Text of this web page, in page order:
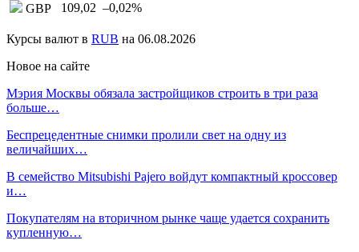
GBP
109,02 –0,02%
Курсы валют в RUB на 06.08.2026
Новое на сайте
Мэрия Москвы обязала застройщиков строить в три раза
больше…
Беспрецедентные снимки пролили свет на одну из
величайших…
В семейство Mitsubishi Pajero войдут компактный кроссовер
и…
Покупателям на вторичном рынке чаще удается сохранить
купленную…